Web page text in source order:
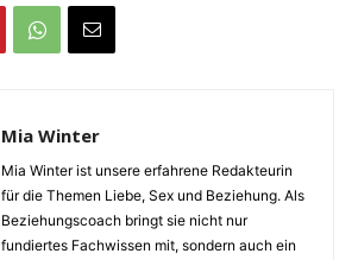
Mia Winter
Mia Winter ist unsere erfahrene Redakteurin
für die Themen Liebe, Sex und Beziehung. Als
Beziehungscoach bringt sie nicht nur
fundiertes Fachwissen mit, sondern auch ein